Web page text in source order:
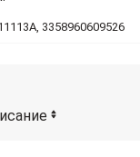
3358960609526